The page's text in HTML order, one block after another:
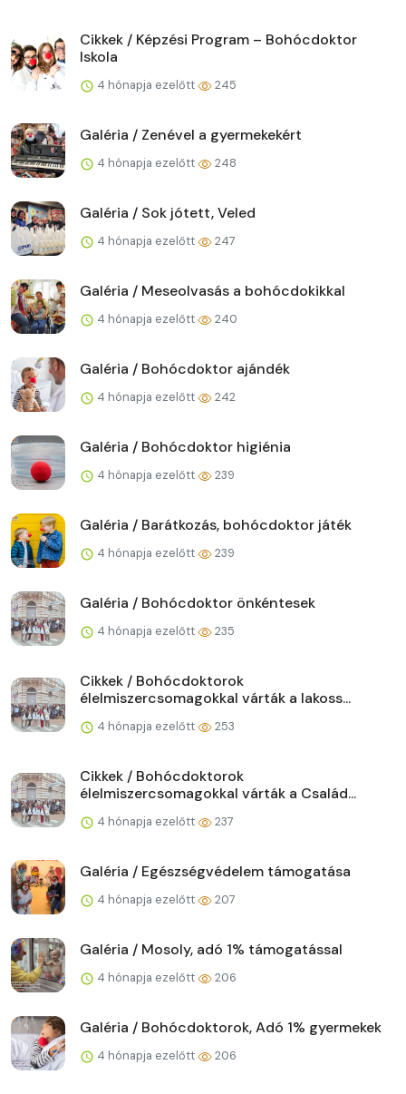
Cikkek / Képzési Program – Bohócdoktor
Iskola
4 hónapja ezelőtt 245
Galéria / Zenével a gyermekekért
4 hónapja ezelőtt 248
Galéria / Sok jótett, Veled
4 hónapja ezelőtt 247
Galéria / Meseolvasás a bohócdokikkal
4 hónapja ezelőtt 240
Galéria / Bohócdoktor ajándék
4 hónapja ezelőtt 242
Galéria / Bohócdoktor higiénia
4 hónapja ezelőtt 239
Galéria / Barátkozás, bohócdoktor játék
4 hónapja ezelőtt 239
Galéria / Bohócdoktor önkéntesek
4 hónapja ezelőtt 235
Cikkek / Bohócdoktorok
élelmiszercsomagokkal várták a lakoss...
4 hónapja ezelőtt 253
Cikkek / Bohócdoktorok
élelmiszercsomagokkal várták a Család...
4 hónapja ezelőtt 237
Galéria / Egészségvédelem támogatása
4 hónapja ezelőtt 207
Galéria / Mosoly, adó 1% támogatással
4 hónapja ezelőtt 206
Galéria / Bohócdoktorok, Adó 1% gyermekek
4 hónapja ezelőtt 206